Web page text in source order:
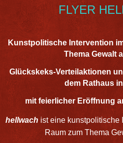
FLYER
Kunstpolitische Intervention
Thema Gewalt
Glückskeks-Verteilaktionen
dem Rathaus
mit feierlicher Eröffnung
hellwach ist eine kunstpolitische
Raum zum Thema